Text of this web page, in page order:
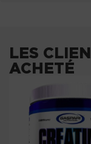
LES
ACHETÉ